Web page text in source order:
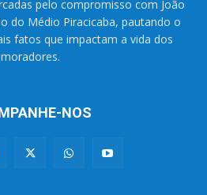
pelo compromisso com João
do Médio Piracicaba, pautando o
fatos que impactam a vida dos
moradores.
NOS